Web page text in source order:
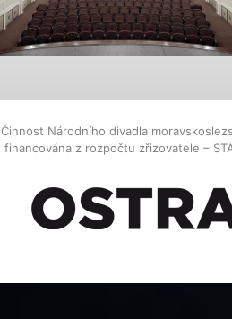
Činnost Národního divadla
financována z rozpočtu zřizovatele –